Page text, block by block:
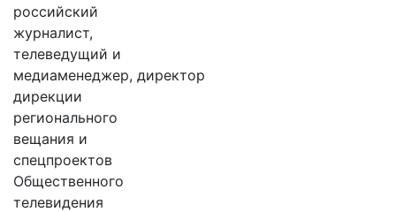
российский
журналист,
телеведущий и
медиаменеджер, директор
дирекции
регионального
вещания и
спецпроектов
Общественного
телевидения